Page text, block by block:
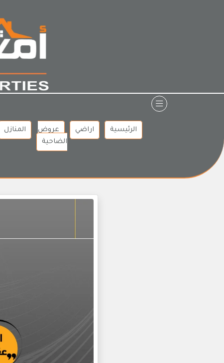
الرئيسية اراضي
عروض
الضاحية
المنازل